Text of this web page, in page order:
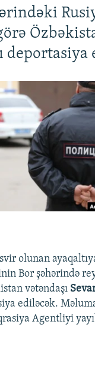
olunan
Bor şəhərində
vətəndaşı
ediləcək.
Agentliyi